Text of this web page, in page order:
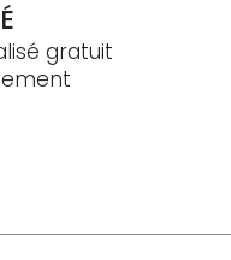
gratuit